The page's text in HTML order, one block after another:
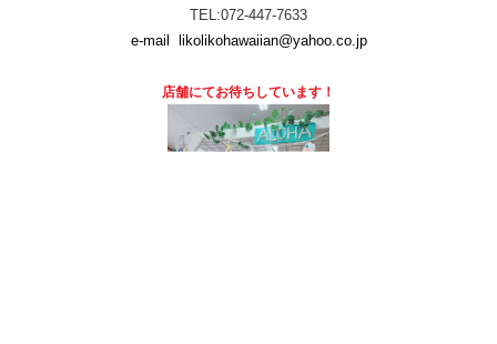
TEL:072-447-7633
e-mail
likolikohawaiian@yahoo.co.jp
店舗にてお待ちしています！